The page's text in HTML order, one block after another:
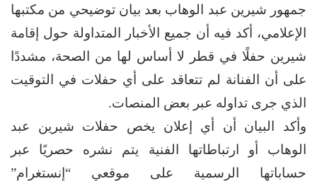
جمهور شيرين عبد الوهاب بعد بيان توضيحي من مكتبها
الإعلامي، أكد فيه أن جميع الأخبار المتداولة حول إقامة
شيرين حفلًا في قطر لا أساس لها من الصحة، مشددًا
على أن الفنانة لم تتعاقد على أي حفلات في التوقيت
الذي جرى تداوله عبر بعض المنصات.
وأكد البيان أن أي إعلان يخص حفلات شيرين عبد
الوهاب أو ارتباطاتها الفنية يتم نشره حصريًا عبر
حساباتها الرسمية على موقعي “إنستغرام”